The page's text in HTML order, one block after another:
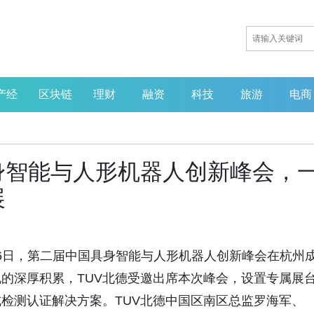
经 区块链 理财 融资 科技 旅游 电商
能与人形机器人创新峰会，
，第二届中国具身智能与人形机器人创新峰会在杭州
深厚积累，TUV北德受邀出席本次峰会，设置专属展
测认证解决方案。TUV北德中国区南区总监罗海军、